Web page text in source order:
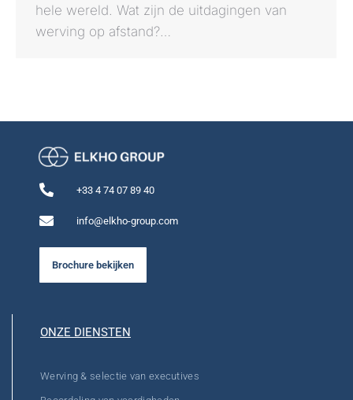
hele wereld. Wat zijn de uitdagingen van
werving op afstand?…
+33 4 74 07 89 40
info@elkho-group.com
Brochure bekijken
ONZE DIENSTEN
Werving & selectie van executives